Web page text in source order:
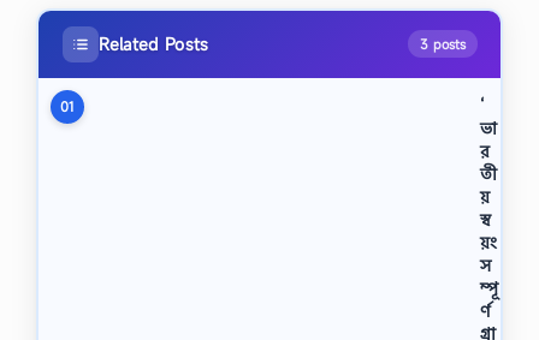
Related Posts 3 posts
01
‘
ভা
র
তী
য়
স্ব
য়ং
স
ম্পূ
র্ণ
গ্রা